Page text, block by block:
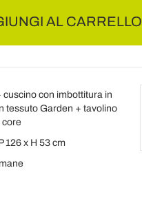
AL CARRELLO
cuscino con imbottitura in
tessuto Garden + tavolino
core
126 x H 53 cm